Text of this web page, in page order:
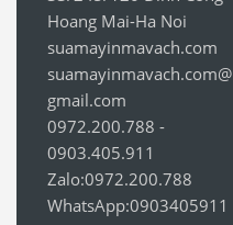
Hoang Mai-Ha Noi
suamayinmavach.com
suamayinmavach.com@
gmail.com
0972.200.788 -
0903.405.911
Zalo:0972.200.788
WhatsApp:0903405911